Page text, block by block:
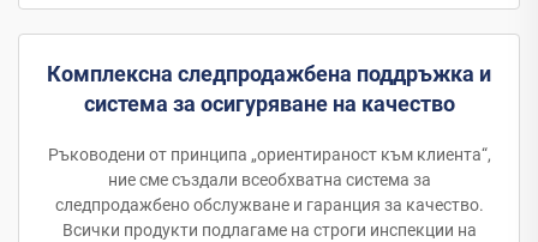
Комплексна следпродажбена поддръжка и
система за осигуряване на качество
Ръководени от принципа „ориентираност към клиента“,
ние сме създали всеобхватна система за
следпродажбено обслужване и гаранция за качество.
Всички продукти подлагаме на строги инспекции на